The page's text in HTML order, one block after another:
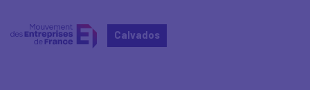
Calvados